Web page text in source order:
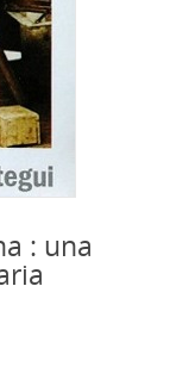
: una